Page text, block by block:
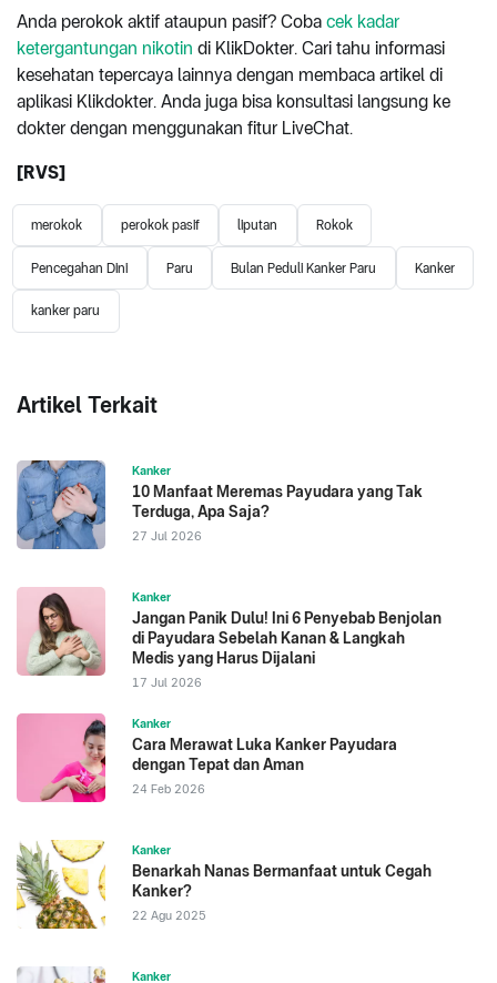
Anda perokok aktif ataupun pasif? Coba cek kadar
ketergantungan nikotin di KlikDokter. Cari tahu informasi
kesehatan tepercaya lainnya dengan membaca artikel di
aplikasi Klikdokter. Anda juga bisa konsultasi langsung ke
dokter dengan menggunakan fitur LiveChat.
[RVS]
merokok perokok pasif liputan Rokok
Pencegahan Dini Paru Bulan Peduli Kanker Paru Kanker
kanker paru
Artikel Terkait
Kanker
10 Manfaat Meremas Payudara yang Tak
Terduga, Apa Saja?
27 Jul 2026
Kanker
Jangan Panik Dulu! Ini 6 Penyebab Benjolan
di Payudara Sebelah Kanan & Langkah
Medis yang Harus Dijalani
17 Jul 2026
Kanker
Cara Merawat Luka Kanker Payudara
dengan Tepat dan Aman
24 Feb 2026
Kanker
Benarkah Nanas Bermanfaat untuk Cegah
Kanker?
22 Agu 2025
Kanker